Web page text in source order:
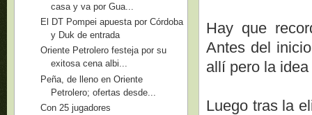
Hay que
Antes del
allí pero la
Luego tras la
casa y va por Gua...
El DT Pompei apuesta por Córdoba
y Duk de entrada
Oriente Petrolero festeja por su
exitosa cena albi...
Peña, de lleno en Oriente
Petrolero; ofertas desde...
Con 25 jugadores